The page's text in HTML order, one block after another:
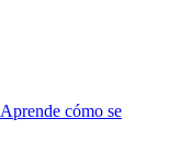
Aprende cómo se